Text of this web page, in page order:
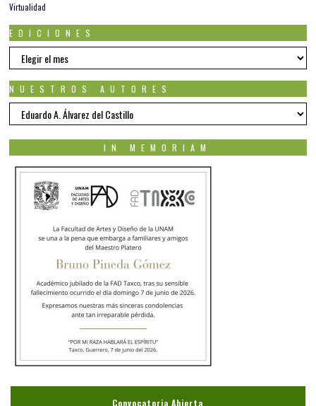
Virtualidad
EDICIONES
EDICIONES
NUESTROS AUTORES
Nuestros
autores
IN MEMORIAM
Convocatoria Abierta